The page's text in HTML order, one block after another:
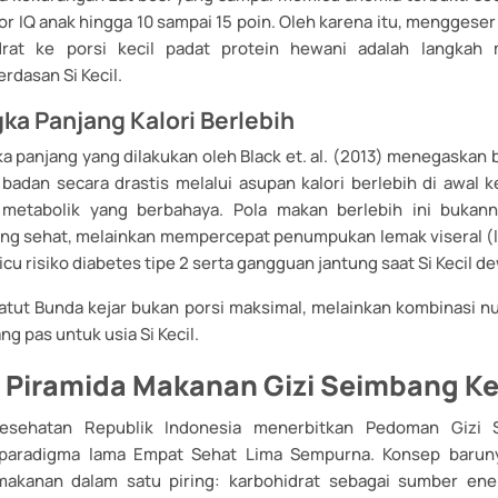
IQ anak hingga 10 sampai 15 poin. Oleh karena itu,
ke porsi kecil padat protein hewani adalah langkah
Si Kecil.
Panjang Kalori Berlebih
panjang yang dilakukan oleh Black et. al. (2013) menegaskan
secara drastis melalui asupan kalori berlebih di awal
yang berbahaya. Pola makan berlebih ini
sehat, melainkan mempercepat penumpukan lemak viseral
risiko diabetes tipe 2 serta gangguan jantung saat Si Kecil
Bunda kejar bukan porsi maksimal, melainkan kombinasi
pas untuk usia Si Kecil.
Makanan Gizi Seimbang
Republik Indonesia menerbitkan Pedoman Gizi
lama Empat Sehat Lima Sempurna. Konsep
dalam satu piring: karbohidrat sebagai sumber